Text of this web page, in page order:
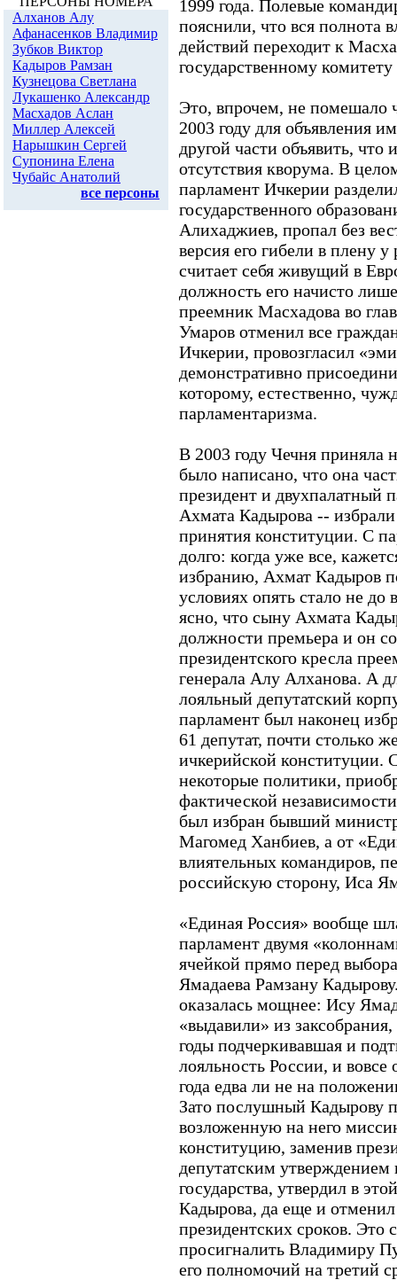
Алханов Алу
Афанасенков Владимир
Зубков Виктор
Кадыров Рамзан
Кузнецова Светлана
Лукашенко Александр
Масхадов Аслан
Миллер Алексей
Нарышкин Сергей
Супонина Елена
Чубайс Анатолий
все персоны
1999 года. Полевые
пояснили, что вся полнота
действий переходит к
государственному
Это, впрочем, не помешало
2003 году для объявления
другой части объявить,
отсутствия кворума. В
парламент Ичкерии
государственного
Алихаджиев, пропал без
версия его гибели в плену
считает себя живущий в
должность его начисто
преемник Масхадова во
Умаров отменил все
Ичкерии, провозгласил
демонстративно
которому, естественно,
парламентаризма.
В 2003 году Чечня приняла
было написано, что она
президент и двухпалатный
Ахмата Кадырова -- избрали
принятия конституции. С
долго: когда уже все,
избранию, Ахмат Кадыров
условиях опять стало не до
ясно, что сыну Ахмата
должности премьера и он
президентского кресла
генерала Алу Алханова. А
лояльный депутатский
парламент был наконец
61 депутат, почти столько
ичкерийской конституции.
некоторые политики,
фактической
был избран бывший
Магомед Ханбиев, а от
влиятельных командиров,
российскую сторону, Иса
«Единая Россия» вообще
парламент двумя
ячейкой прямо перед
Ямадаева Рамзану
оказалась мощнее: Ису
«выдавили» из
годы подчеркивавшая и
лояльность России, и вовсе
года едва ли не на
Зато послушный Кадырову
возложенную на него
конституцию, заменив
депутатским
государства, утвердил в
Кадырова, да еще и
президентских сроков. Это
просигналить Владимиру
его полномочий на третий